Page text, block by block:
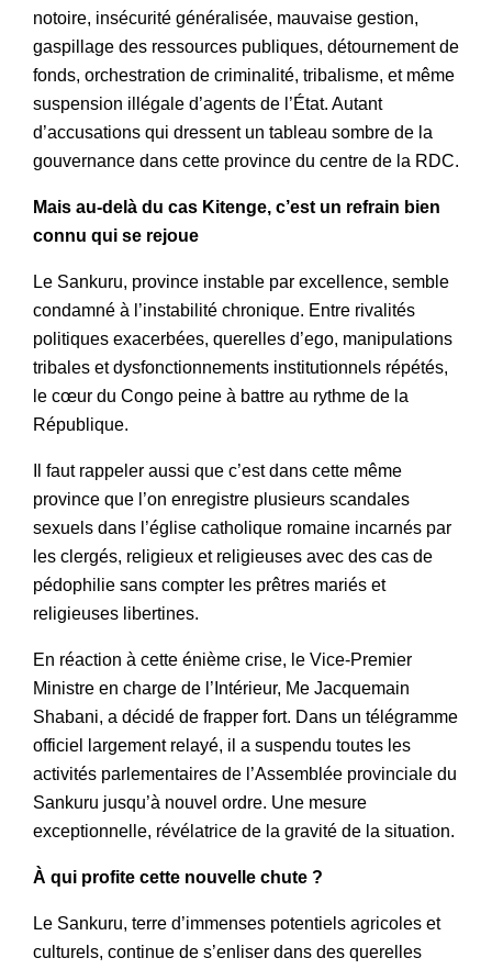
notoire, insécurité généralisée, mauvaise gestion,
gaspillage des ressources publiques, détournement de
fonds, orchestration de criminalité, tribalisme, et même
suspension illégale d’agents de l’État. Autant
d’accusations qui dressent un tableau sombre de la
gouvernance dans cette province du centre de la RDC.
Mais au-delà du cas Kitenge, c’est un refrain bien
connu qui se rejoue
Le Sankuru, province instable par excellence, semble
condamné à l’instabilité chronique. Entre rivalités
politiques exacerbées, querelles d’ego, manipulations
tribales et dysfonctionnements institutionnels répétés,
le cœur du Congo peine à battre au rythme de la
République.
Il faut rappeler aussi que c’est dans cette même
province que l’on enregistre plusieurs scandales
sexuels dans l’église catholique romaine incarnés par
les clergés, religieux et religieuses avec des cas de
pédophilie sans compter les prêtres mariés et
religieuses libertines.
En réaction à cette énième crise, le Vice-Premier
Ministre en charge de l’Intérieur, Me Jacquemain
Shabani, a décidé de frapper fort. Dans un télégramme
officiel largement relayé, il a suspendu toutes les
activités parlementaires de l’Assemblée provinciale du
Sankuru jusqu’à nouvel ordre. Une mesure
exceptionnelle, révélatrice de la gravité de la situation.
À qui profite cette nouvelle chute ?
Le Sankuru, terre d’immenses potentiels agricoles et
culturels, continue de s’enliser dans des querelles